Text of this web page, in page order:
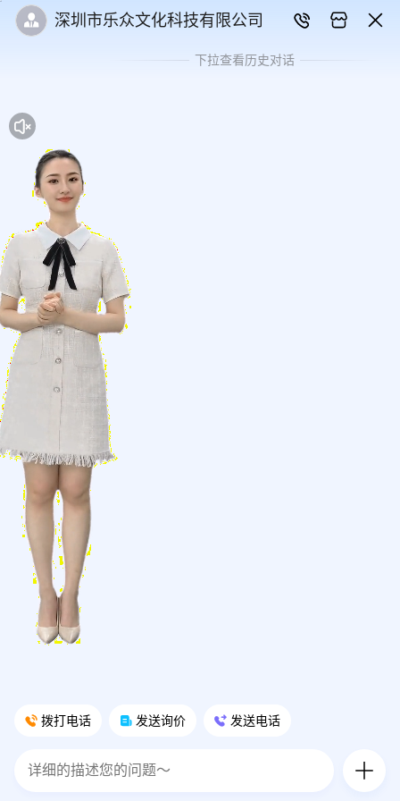
深圳市乐众文化科技有限公司
下拉查看历史对话
拨打电话 发送询价 发送电话